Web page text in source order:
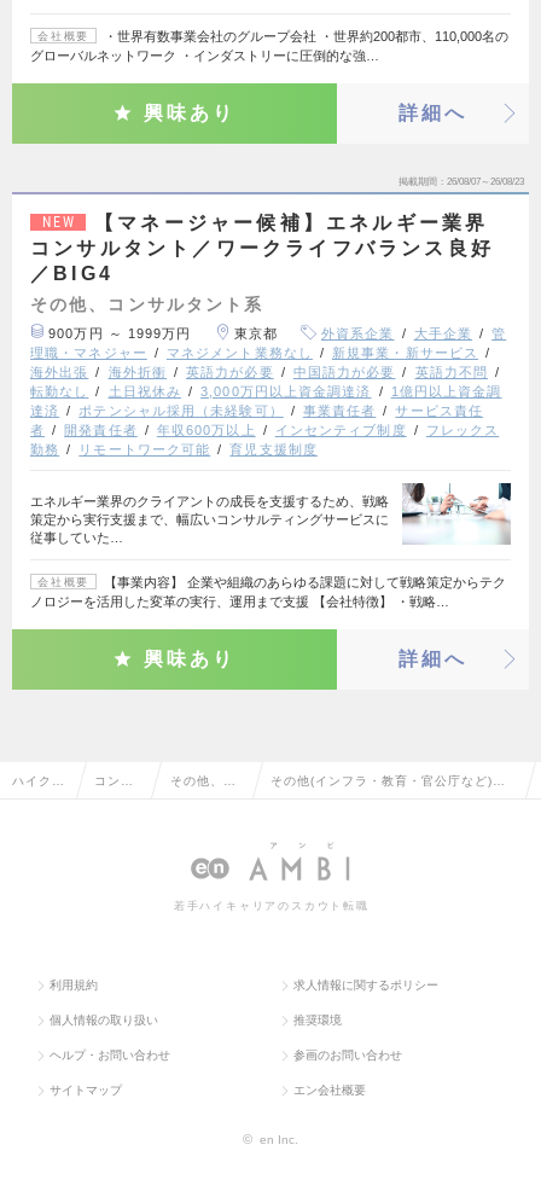
会社概要
・世界有数事業会社のグループ会社 ・世界約200都市、110,000名の
グローバルネットワーク ・インダストリーに圧倒的な強…
興味あり 詳細へ
掲載期間 26/08/07～26/08/23
NEW
【マネージャー候補】エネルギー業界
コンサルタント／ワークライフバランス良好
／BIG4
その他、コンサルタント系
900万円 ～ 1999万円 東京都 外資系企業 大手企業
管
理職・マネジャー
マネジメント業務なし
新規事業・新サービス
海外出張
海外折衝 英語力が必要 中国語力が必要
英語力不問
転勤なし
土日祝休み 3,000万円以上資金調達済
1億円以上資金調
達済
ポテンシャル採用（未経験可） 事業責任者
サービス責任
者
開発責任者 年収600万以上 インセンティブ制度
フレックス
勤務
リモートワーク可能 育児支援制度
エネルギー業界のクライアントの成長を支援するため、戦略
策定から実行支援まで、幅広いコンサルティングサービスに
従事していた…
会社概要
【事業内容】 企業や組織のあらゆる課題に対して戦略策定からテク
ノロジーを活用した変革の実行、運用まで支援 【会社特徴】 ・戦略…
興味あり 詳細へ
ハイクラ コンサ その他、コ
ト系
その他(インフラ・教育・官公庁など)の
情報一覧
若手ハイキャリアのスカウト転職
利用規約 求人情報に関するポリシー
個人情報の取り扱い 推奨環境
ヘルプ・お問い合わせ 参画のお問い合わせ
サイトマップ エン会社概要
© en Inc.